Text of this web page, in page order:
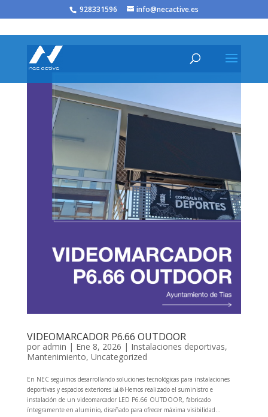
/* JS para menú plegable móvil Divi */
928331596 info@necactive.es
VIDEOMARCADOR P6.66 OUTDOOR
por admin | Ene 8, 2026 | Instalaciones deportivas,
Mantenimiento, Uncategorized
En NEC seguimos desarrollando soluciones tecnológicas para instalaciones
deportivas y espacios exteriores 📊⚙️Hemos realizado el suministro e
instalación de un videomarcador LED P6.66 OUTDOOR, fabricado
íntegramente en aluminio, diseñado para ofrecer máxima visibilidad...